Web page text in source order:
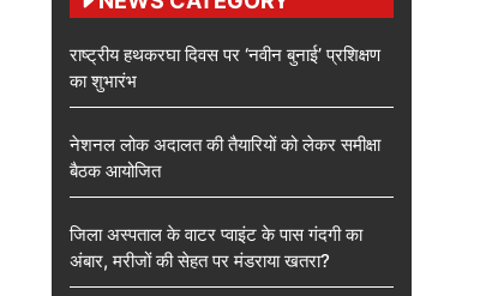
राष्ट्रीय हथकरघा दिवस पर ‘नवीन बुनाई’ प्रशिक्षण
का शुभारंभ
नेशनल लोक अदालत की तैयारियों को लेकर समीक्षा
बैठक आयोजित
जिला अस्पताल के वाटर प्वाइंट के पास गंदगी का
अंबार, मरीजों की सेहत पर मंडराया खतरा?